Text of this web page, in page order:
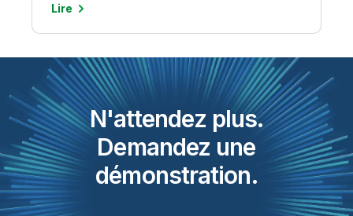
Lire
N'attendez plus.
Demandez une
démonstration.